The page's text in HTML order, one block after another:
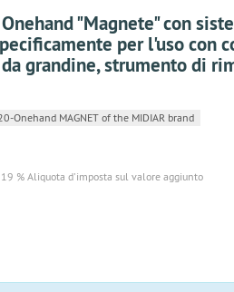
"Magnete" con
per l'uso con
grandine, strumento di
Onehand MAGNET of the MIDIAR brand
% Aliquota d'imposta sul valore aggiunto